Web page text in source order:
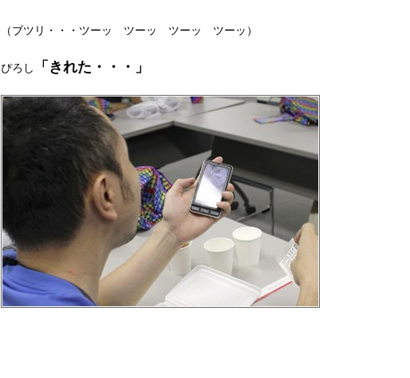
（ブツリ・・・ツーッ ツーッ ツーッ ツーッ）
ぴろし 「きれた・・・」